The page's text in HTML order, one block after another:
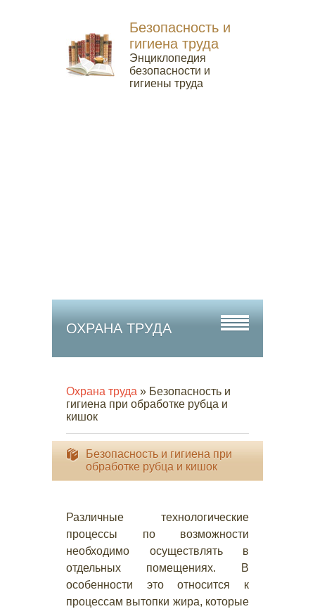
Безопасность и
гигиена труда
Энциклопедия
безопасности и
гигиены труда
ОХРАНА ТРУДА
Охрана труда » Безопасность и
гигиена при обработке рубца и
кишок
Безопасность и гигиена при
обработке рубца и кишок
Различные технологические
процессы по возможности
необходимо осуществлять в
отдельных помещениях. В
особенности это относится к
процессам вытопки жира, которые